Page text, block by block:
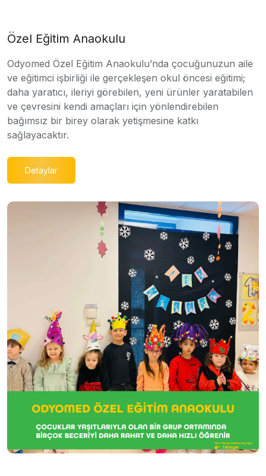
Özel Eğitim Anaokulu
Odyomed Özel Eğitim Anaokulu’nda çocuğunuzun aile
ve eğitimci işbirliği ile gerçekleşen okul öncesi eğitimi;
daha yaratıcı, ileriyi görebilen, yeni ürünler yaratabilen
ve çevresini kendi amaçları için yönlendirebilen
bağımsız bir birey olarak yetişmesine katkı
sağlayacaktır.
Detaylar